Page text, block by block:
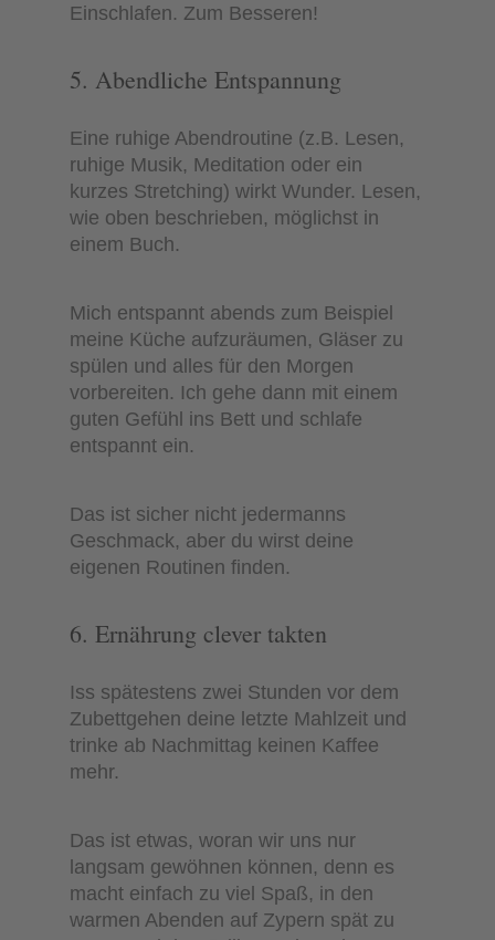
Einschlafen. Zum Besseren!
5. Abendliche Entspannung
Eine ruhige Abendroutine (z.B. Lesen,
ruhige Musik, Meditation oder ein
kurzes Stretching) wirkt Wunder. Lesen,
wie oben beschrieben, möglichst in
einem Buch.
Mich entspannt abends zum Beispiel
meine Küche aufzuräumen, Gläser zu
spülen und alles für den Morgen
vorbereiten. Ich gehe dann mit einem
guten Gefühl ins Bett und schlafe
entspannt ein.
Das ist sicher nicht jedermanns
Geschmack, aber du wirst deine
eigenen Routinen finden.
6. Ernährung clever takten
Iss spätestens zwei Stunden vor dem
Zubettgehen deine letzte Mahlzeit und
trinke ab Nachmittag keinen Kaffee
mehr.
Das ist etwas, woran wir uns nur
langsam gewöhnen können, denn es
macht einfach zu viel Spaß, in den
warmen Abenden auf Zypern spät zu